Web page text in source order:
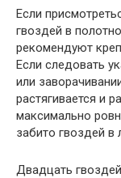
Если
гвоздей в
рекомендуют
Если следовать
или
растягивается и
максимально
забито гвоздей в
Двадцать